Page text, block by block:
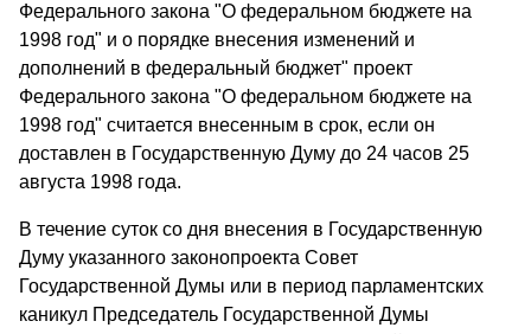
Федерального закона "О федеральном бюджете на
1998 год" и о порядке внесения изменений и
дополнений в федеральный бюджет" проект
Федерального закона "О федеральном бюджете на
1998 год" считается внесенным в срок, если он
доставлен в Государственную Думу до 24 часов 25
августа 1998 года.
В течение суток со дня внесения в Государственную
Думу указанного законопроекта Совет
Государственной Думы или в период парламентских
каникул Председатель Государственной Думы